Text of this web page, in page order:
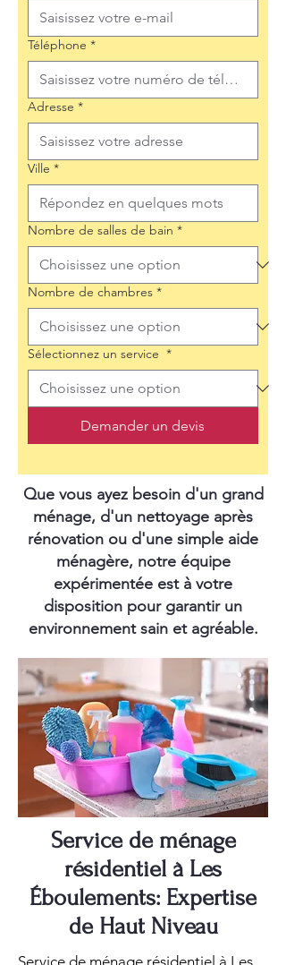
Téléphone *
Adresse *
Ville *
Nombre de salles de bain *
Nombre de chambres *
Sélectionnez un service *
Demander un devis
Que vous ayez besoin d'un grand
ménage, d'un nettoyage après
rénovation ou d'une simple aide
ménagère, notre équipe
expérimentée est à votre
disposition pour garantir un
environnement sain et agréable.
Service de ménage
résidentiel à Les
Éboulements: Expertise
de Haut Niveau
Service de ménage résidentiel à Les